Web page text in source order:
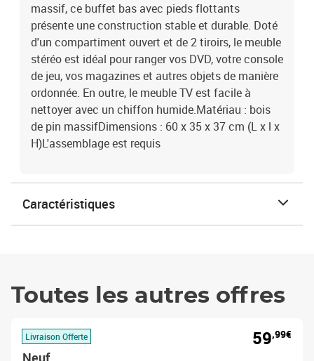
massif, ce buffet bas avec pieds flottants
présente une construction stable et durable. Doté
d'un compartiment ouvert et de 2 tiroirs, le meuble
stéréo est idéal pour ranger vos DVD, votre console
de jeu, vos magazines et autres objets de manière
ordonnée. En outre, le meuble TV est facile à
nettoyer avec un chiffon humide.Matériau : bois
de pin massifDimensions : 60 x 35 x 37 cm (L x l x
H)L'assemblage est requis
Caractéristiques
Toutes les autres offres
Livraison Offerte
Neuf
59,99€